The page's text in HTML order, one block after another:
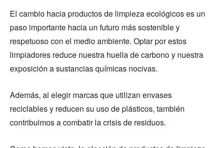
El cambio hacia productos de limpieza ecológicos es un
paso importante hacia un futuro más sostenible y
respetuoso con el medio ambiente. Optar por estos
limpiadores reduce nuestra huella de carbono y nuestra
exposición a sustancias químicas nocivas.
Además, al elegir marcas que utilizan envases
reciclables y reducen su uso de plásticos, también
contribuimos a combatir la crisis de residuos.